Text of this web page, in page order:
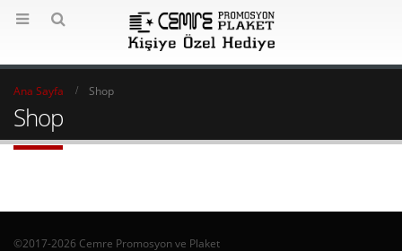
Ana Sayfa Shop
Shop
©2017-2026 Cemre Promosyon ve Plaket